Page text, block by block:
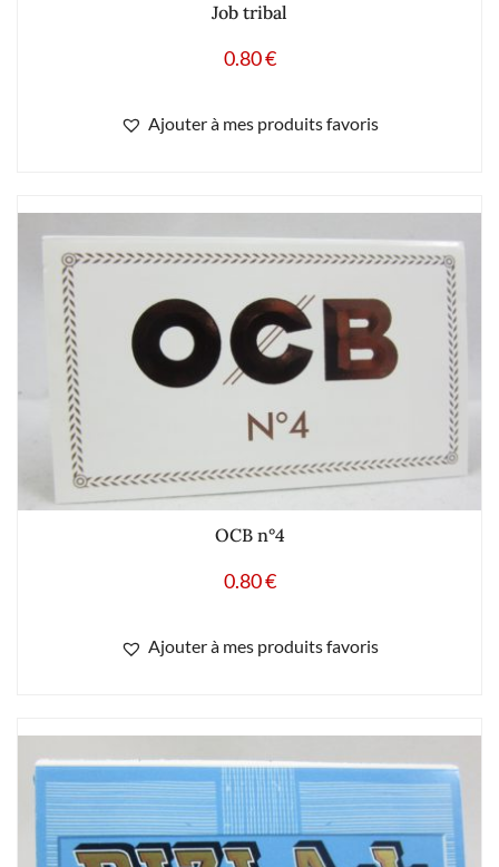
Job tribal
0.80€
Ajouter à mes produits favoris
OCB n°4
0.80€
Ajouter à mes produits favoris